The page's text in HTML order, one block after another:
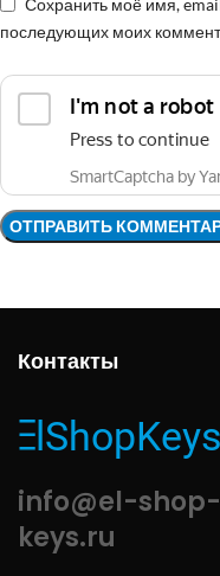
последующих моих
Контакты
info@el-shop-
keys.ru